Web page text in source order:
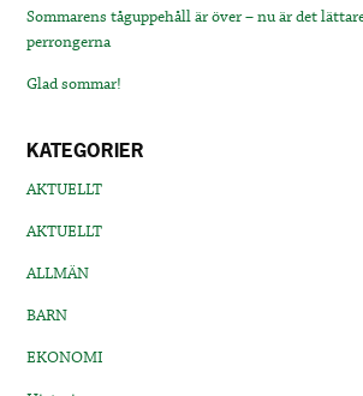
Sommarens tåguppehåll är över – nu är det
perrongerna
Glad sommar!
KATEGORIER
AKTUELLT
AKTUELLT
ALLMÄN
BARN
EKONOMI